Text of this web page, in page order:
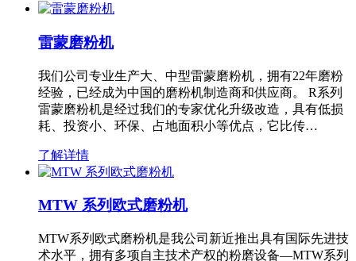
雷蒙磨粉机
我们公司专业生产大、中型雷蒙磨粉机，拥有22年磨粉
经验，已经成为中国的磨粉机制造商和供应商。 R系列
雷蒙磨粉机是经过我们的专家优化升级改造，具有低损
耗、投资小、环保、占地面积小等优点，它比传…
了解详情
MTW 系列欧式磨粉机
MTW系列欧式磨粉机是我公司新近推出具有国际先进技
术水平，拥有多项自主技术产权的粉磨设备—MTW系列